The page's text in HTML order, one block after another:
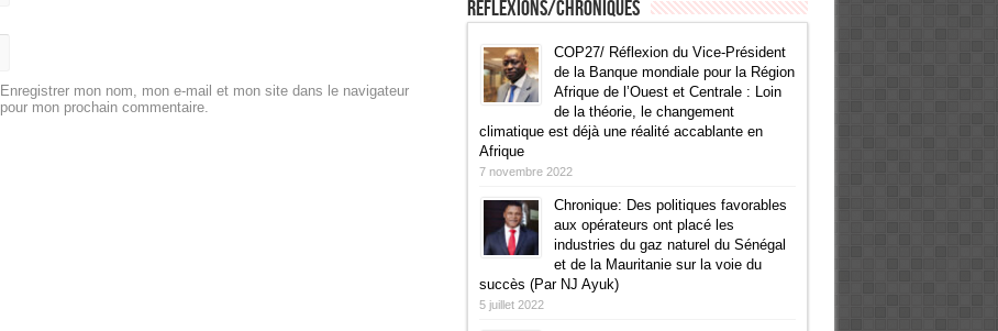
Enregistrer mon nom, mon e-mail et mon site dans le navigateur
pour mon prochain commentaire.
Réflexions/Chroniques
COP27/ Réflexion du Vice-Président
de la Banque mondiale pour la Région
Afrique de l’Ouest et Centrale : Loin
de la théorie, le changement
climatique est déjà une réalité accablante en
Afrique
7 novembre 2022
Chronique: Des politiques favorables
aux opérateurs ont placé les
industries du gaz naturel du Sénégal
et de la Mauritanie sur la voie du
succès (Par NJ Ayuk)
5 juillet 2022